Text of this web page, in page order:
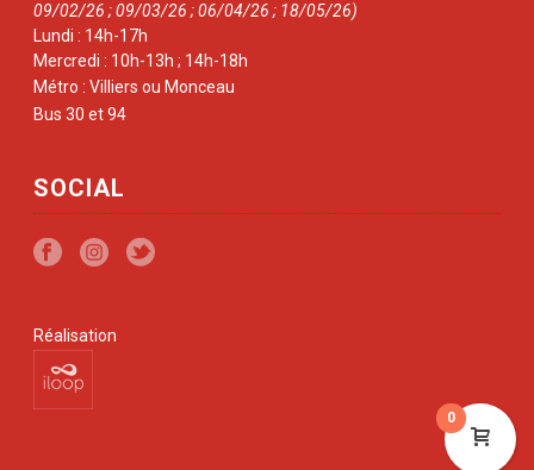
09/02/26 ; 09/03/26 ; 06/04/26 ; 18/05/26)
Lundi : 14h-17h
Mercredi : 10h-13h ; 14h-18h
Métro : Villiers ou Monceau
Bus 30 et 94
SOCIAL
Réalisation
0